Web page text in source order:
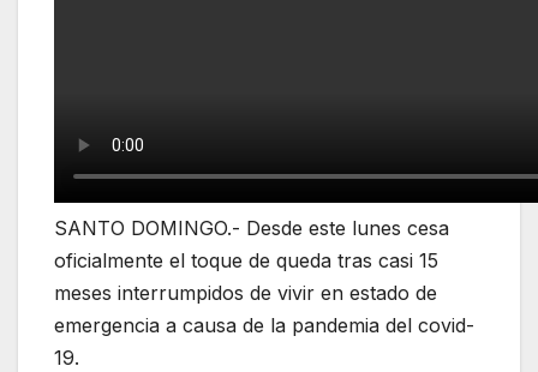
SANTO DOMINGO.- Desde este lunes cesa
oficialmente el toque de queda tras casi 15
meses interrumpidos de vivir en estado de
emergencia a causa de la pandemia del covid-
19.